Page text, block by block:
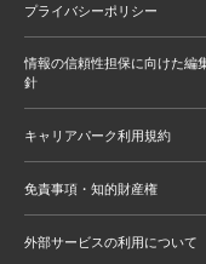
プライバシーポリシー
情報の信頼性担保に向けた編
針
キャリアパーク利用規約
免責事項・知的財産権
外部サービスの利用について